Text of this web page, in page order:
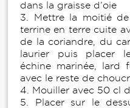
dans la graisse d’oie
3. Mettre la moitié
terrine en terre cuite
de la coriandre, du
laurier puis placer
échine marinée, lard
avec le reste de
4. Mouiller avec 50 cl
5. Placer sur le